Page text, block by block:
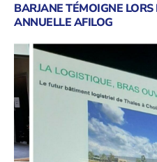
BARJANE TÉMOIGNE
ANNUELLE AFILOG